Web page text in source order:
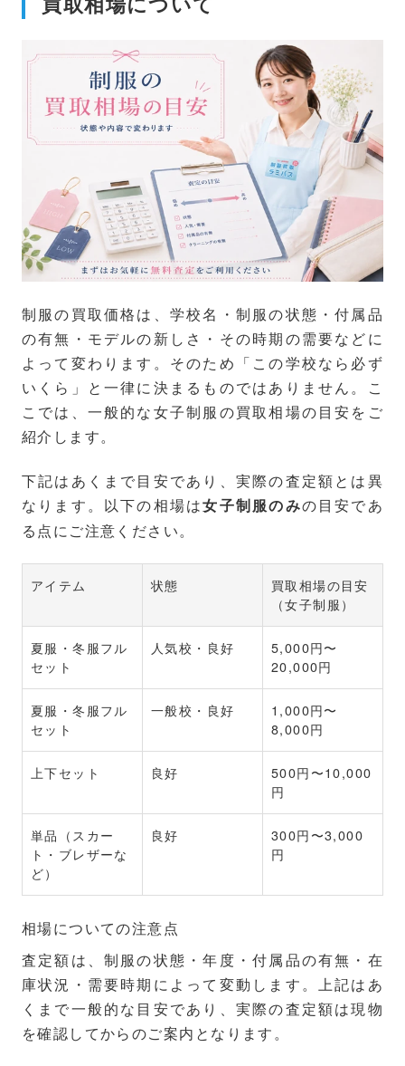
制服の買取価格は、学校名・制服の状態・付属品
の有無・モデルの新しさ・その時期の需要などに
よって変わります。そのため「この学校なら必ず
いくら」と一律に決まるものではありません。こ
こでは、一般的な女子制服の買取相場の目安をご
紹介します。
下記はあくまで目安であり、実際の査定額とは異
なります。以下の相場は女子制服のみの目安であ
る点にご注意ください。
アイテム 状態
買取相場の目安
（女子制服）
夏服・冬服フル
セット
人気校・良好
5,000円〜
20,000円
夏服・冬服フル
セット
一般校・良好
1,000円〜
8,000円
上下セット 良好
500円〜10,000
円
単品（スカー
ト・ブレザーな
ど）
良好
300円〜3,000
円
相場についての注意点
査定額は、制服の状態・年度・付属品の有無・在
庫状況・需要時期によって変動します。上記はあ
くまで一般的な目安であり、実際の査定額は現物
を確認してからのご案内となります。